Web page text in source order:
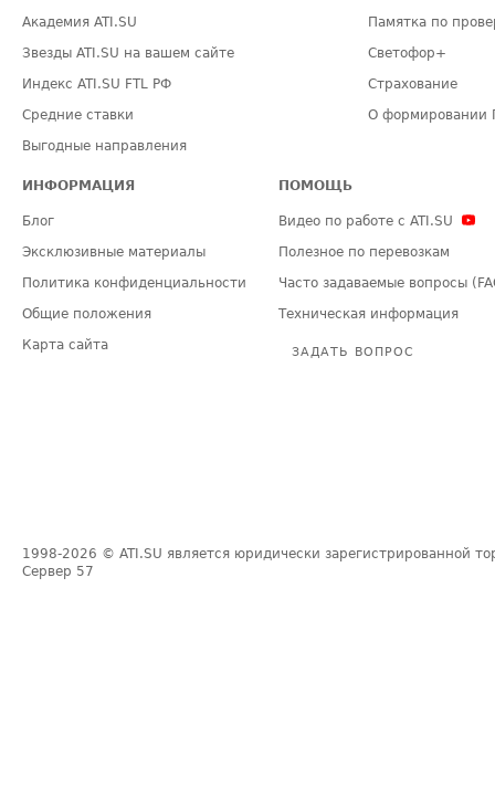
Академия ATI.SU
Звезды ATI.SU на вашем сайте
Индекс ATI.SU FTL РФ
Средние ставки
Выгодные направления
Памятка по
Светофор+
Страхование
О формировании
ИНФОРМАЦИЯ
Блог
Эксклюзивные материалы
Политика конфиденциальности
Общие положения
Карта сайта
ПОМОЩЬ
Видео по работе с ATI.SU
Полезное по перевозкам
Часто задаваемые вопросы
Техническая информация
ЗАДАТЬ ВОПРОС
1998-2026 © ATI.SU является юридически зарегистрированной
Сервер 57